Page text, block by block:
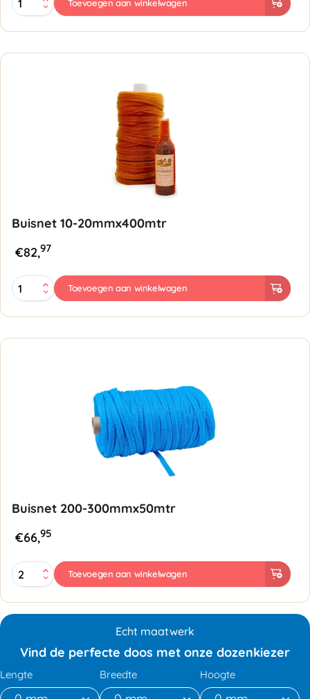
15-
-
Blauw
Toevoegen aan winkelwagen
Buisnet 10-20mmx400mtr
€82,97
Buisnet
10-
Oranje
Toevoegen aan winkelwagen
Buisnet 200-300mmx50mtr
€66,95
Buisnet
200-
aantal
Toevoegen aan winkelwagen
Echt maatwerk
Vind de perfecte doos met onze dozenkiezer
Lengte Breedte Hoogte